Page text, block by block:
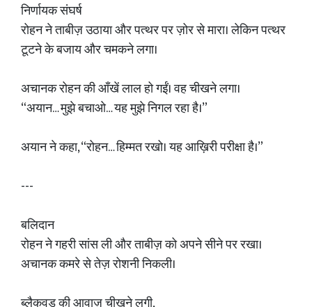
निर्णायक संघर्ष
रोहन ने ताबीज़ उठाया और पत्थर पर ज़ोर से मारा। लेकिन पत्थर
टूटने के बजाय और चमकने लगा।
अचानक रोहन की आँखें लाल हो गईं। वह चीखने लगा।
“अयान… मुझे बचाओ… यह मुझे निगल रहा है।”
अयान ने कहा, “रोहन… हिम्मत रखो। यह आख़िरी परीक्षा है।”
---
बलिदान
रोहन ने गहरी सांस ली और ताबीज़ को अपने सीने पर रखा।
अचानक कमरे से तेज़ रोशनी निकली।